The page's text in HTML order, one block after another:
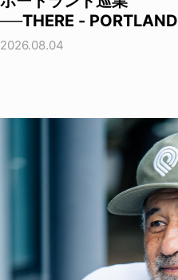
──THERE - PORTLAND
2026.08.04